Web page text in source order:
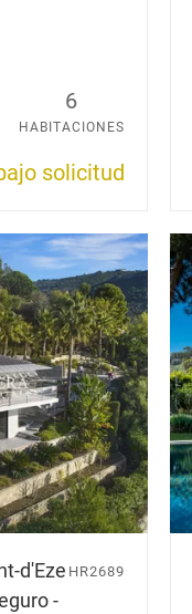
6
HABITACIONES
solicitud
d'Eze
-
HR2689